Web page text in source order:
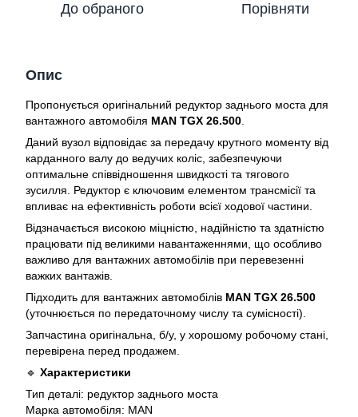
До обраного Порівняти
Опис
Пропонується оригінальний редуктор заднього моста для
вантажного автомобіля MAN TGX 26.500
Даний вузол відповідає за передачу крутного моменту від
карданного валу до ведучих коліс, забезпечуючи
оптимальне співвідношення швидкості та тягового
зусилля. Редуктор є ключовим елементом трансмісії та
впливає на ефективність роботи всієї ходової частини.
Відзначається високою міцністю, надійністю та здатністю
працювати під великими навантаженнями, що особливо
важливо для вантажних автомобілів при перевезенні
важких вантажів.
Підходить для вантажних автомобілів MAN TGX 26.500
(уточнюється по передаточному числу та сумісності).
Запчастина оригінальна, б/у, у хорошому робочому стані,
перевірена перед продажем.
🔹 Характеристики
Тип деталі: редуктор заднього моста
Марка автомобіля: MAN